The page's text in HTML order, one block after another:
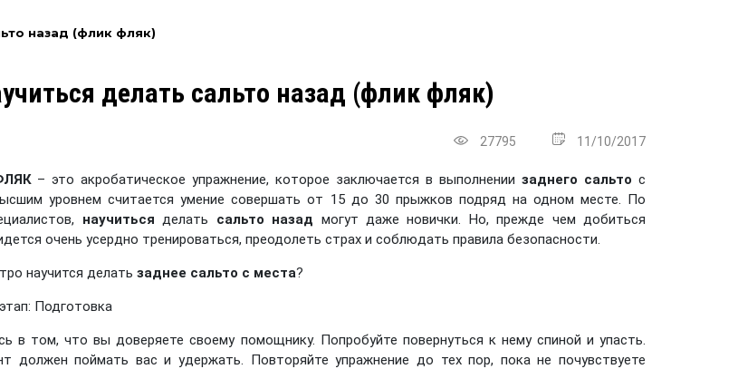
назад (флик фляк)
делать сальто назад (флик фляк)
27795 11/10/2017
– это акробатическое упражнение, которое заключается в выполнениизаднего сальто с
уровнем считается умение совершать от 15 до 30 прыжков подряд на одном месте. По
научиться делать сальто назад могут даже новички. Но, прежде чем добиться
очень усердно тренироваться, преодолеть страх и соблюдать правила безопасности.
научится делать заднее сальто с места?
Подготовка
в том, что вы доверяете своему помощнику. Попробуйте повернуться к нему спиной и упасть.
должен поймать вас и удержать. Повторяйте упражнение до тех пор, пока не почувствуете